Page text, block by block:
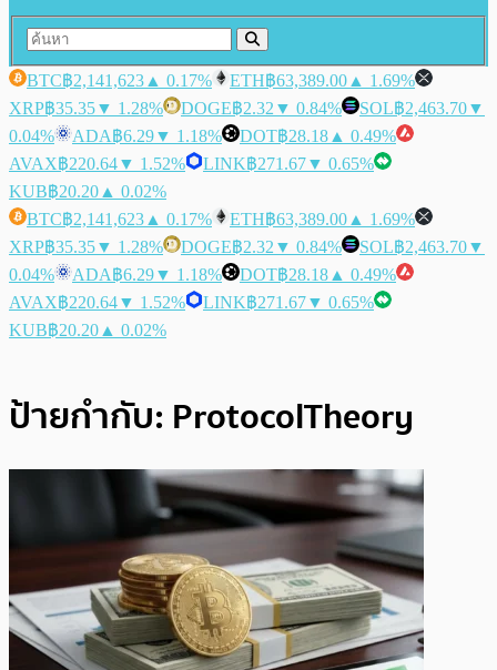
BTC฿2,141,623 ▲ 0.17% ETH฿63,389.00 ▲ 1.69%
XRP฿35.35▼ 1.28% DOGE฿2.32 ▼ 0.84% SOL฿2,463.70▼
0.04%
ADA฿6.29▼ 1.18% DOT฿28.18 ▲ 0.49%
AVAX฿220.64▼ 1.52% LINK฿271.67▼ 0.65%
KUB฿20.20 ▲ 0.02%
BTC฿2,141,623 ▲ 0.17% ETH฿63,389.00 ▲ 1.69%
XRP฿35.35▼ 1.28% DOGE฿2.32 ▼ 0.84% SOL฿2,463.70▼
0.04%
ADA฿6.29▼ 1.18% DOT฿28.18 ▲ 0.49%
AVAX฿220.64▼ 1.52% LINK฿271.67▼ 0.65%
KUB฿20.20 ▲ 0.02%
ป้ายกำกับ: ProtocolTheory